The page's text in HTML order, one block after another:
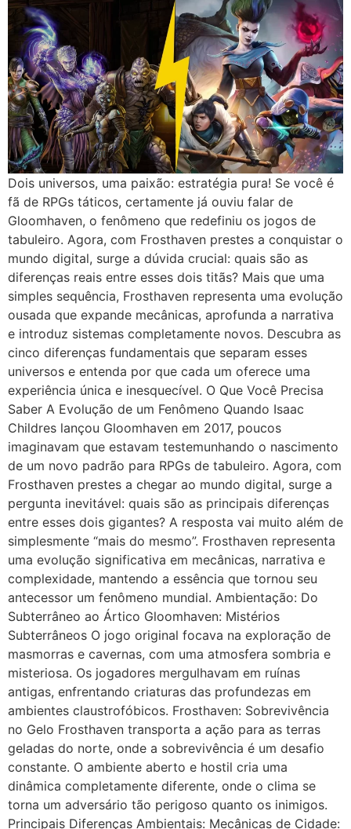
Dois universos, uma paixão: estratégia pura! Se você é
fã de RPGs táticos, certamente já ouviu falar de
Gloomhaven, o fenômeno que redefiniu os jogos de
tabuleiro. Agora, com Frosthaven prestes a conquistar o
mundo digital, surge a dúvida crucial: quais são as
diferenças reais entre esses dois titãs? Mais que uma
simples sequência, Frosthaven representa uma evolução
ousada que expande mecânicas, aprofunda a narrativa
e introduz sistemas completamente novos. Descubra as
cinco diferenças fundamentais que separam esses
universos e entenda por que cada um oferece uma
experiência única e inesquecível. O Que Você Precisa
Saber A Evolução de um Fenômeno Quando Isaac
Childres lançou Gloomhaven em 2017, poucos
imaginavam que estavam testemunhando o nascimento
de um novo padrão para RPGs de tabuleiro. Agora, com
Frosthaven prestes a chegar ao mundo digital, surge a
pergunta inevitável: quais são as principais diferenças
entre esses dois gigantes? A resposta vai muito além de
simplesmente “mais do mesmo”. Frosthaven representa
uma evolução significativa em mecânicas, narrativa e
complexidade, mantendo a essência que tornou seu
antecessor um fenômeno mundial. Ambientação: Do
Subterrâneo ao Ártico Gloomhaven: Mistérios
Subterrâneos O jogo original focava na exploração de
masmorras e cavernas, com uma atmosfera sombria e
misteriosa. Os jogadores mergulhavam em ruínas
antigas, enfrentando criaturas das profundezas em
ambientes claustrofóbicos. Frosthaven: Sobrevivência
no Gelo Frosthaven transporta a ação para as terras
geladas do norte, onde a sobrevivência é um desafio
constante. O ambiente aberto e hostil cria uma
dinâmica completamente diferente, onde o clima se
torna um adversário tão perigoso quanto os inimigos.
Principais Diferenças Ambientais: Mecânicas de Cidade: